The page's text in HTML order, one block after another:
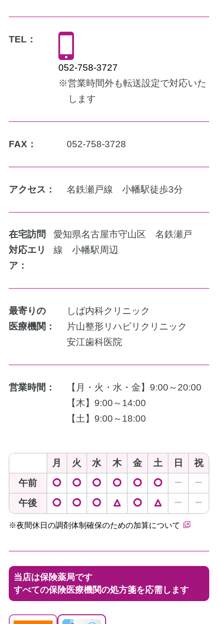
TEL：
052-758-3727
※営業時間外も転送設定で対応いた
します
FAX： 052-758-3728
アクセス： 名鉄瀬戸線 小幡駅徒歩3分
在宅訪問
対応エリ
ア：
愛知県名古屋市守山区 名鉄瀬戸
線 小幡駅周辺
最寄りの
医療機関：
しば内科クリニック
片山整形リハビリクリニック
安江歯科医院
営業時間：
【月・火・水・金】9:00～20:00
【木】9:00～14:00
【土】9:00～18:00
月 火 水 木 金 土 日
祝
午前
◯ ◯ ◯ ◯ ◯ ◯ ー ー
午後 ◯ ◯ ◯ △ ◯ △ ー ー
※夜間休日の調剤体制確保のための加算について
当店は保険薬局です
すべての保険医療機関の処方箋を応需します